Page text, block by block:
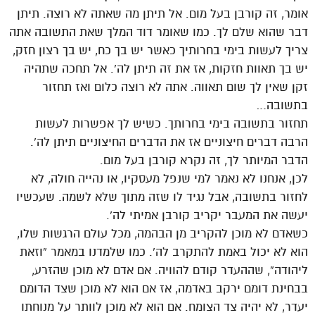
אומר, זה קורבן בעל מום. אל תיתן מה שאתה לא רוצה. תיתן
דבר שהוא שלם לך. כמו שאומר דוד המלך שאת התשובה אתה
צריך לעשות בימי בחרותיך כאשר יש בך כח, יש בך רצון חזק,
יש בך תאוות חזקות, אז את זה תיתן לה’. אל תחכה שתהיה
זקן שאין לך שום תאווה. אתה לא רוצה כלום ואז תחזור
בתשובה…
תחזור בתשובה בימי בחרותך. כשיש לך אפשרות לעשות
הרבה דברים חיצוניים אז את הדברים החיצוניים תיתן לה’.
הדבר המיותר לך, זה נקרא קורבן בעל מום.
לכן, אנחנו לא נאמר למי שנפל מעסקיו, או נהייה חולה, לא
לחזור בתשובה, אבל נגיד לו שזה מתוך שלא לשמה. שעכשיו
יעשה את המעבר יקריב קורבן אמיתי לה’.
כשאדם לא מוכן להקריב מן הבהמה, מכל עולם הרגשות שלו,
הוא לא יכול באמת להתקרב לה’. כמו שלמדנו במאמר “וזאת
ליהודה”, שההעדר קודם להוויה. אם אדם לא מוכן שהזרע,
בבחינת דומם ירקב באדמה, אז אם הוא לא מוכן שצד הדומם
יעדר, לא יהיה צד הצומח. אם הוא לא מוכן לוותר על מנוחתו